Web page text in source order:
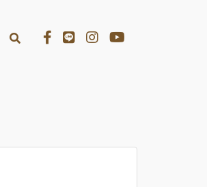
持三大原則：「不上漆、不貼皮、不